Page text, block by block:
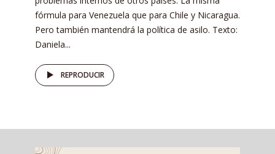
fórmula para Venezuela que para Chile y Nicaragua.
Pero también mantendrá la política de asilo. Texto:
Daniela...
REPRODUCIR